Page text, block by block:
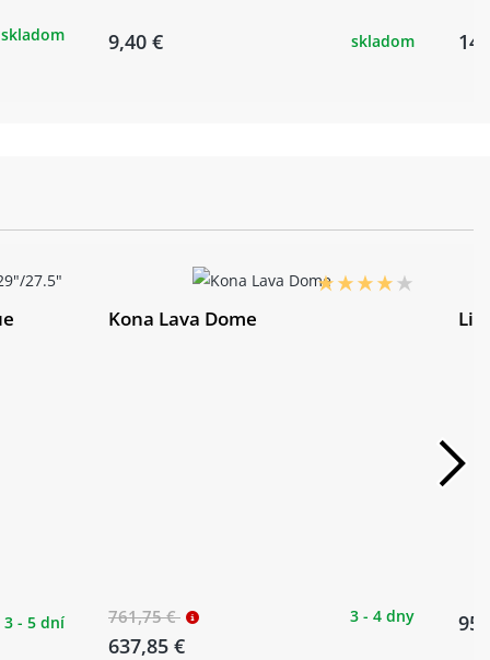
skladom 9,40 € skladom
3 - 5 dní
Kona Lava Dome
761,75 €
637,85 €
3 - 4 dny
Liv